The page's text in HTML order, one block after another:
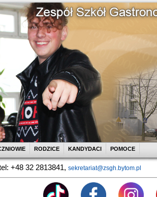
RODZICE KANDYDACI POMOCE
+48 32 2813841, sekretariat@zsgh.bytom.pl